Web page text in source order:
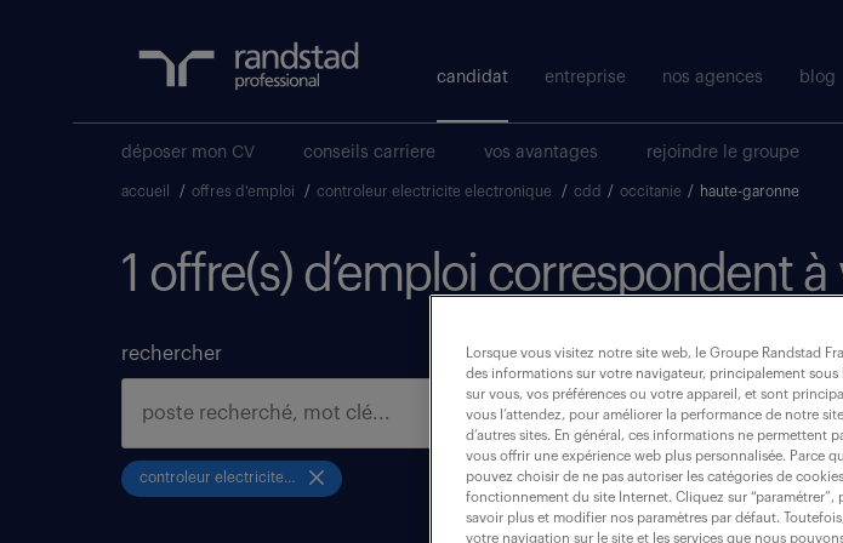
candidat entreprise nos agences blog
déposer mon CV conseils carriere vos avantages rejoindre le groupe
accueil / offres d'emploi / controleur electricite electronique / cdd / occitanie / haute-garonne
1 offre(s) d’emploi correspondent
rechercher
controleur electricite electronique
où ?
haute-garonne (31)
Lorsque vous visitez notre site web, le Groupe Randstad
des informations sur votre navigateur, principalement
sur vous, vos préférences ou votre appareil, et sont
vous l’attendez, pour améliorer la performance de notre
d’autres sites. En général, ces informations ne permettent
vous offrir une expérience web plus personnalisée. Parce
pouvez choisir de ne pas autoriser les catégories de
fonctionnement du site Internet. Cliquez sur “paramétrer”,
savoir plus et modifier nos paramètres par défaut.
votre navigation sur le site et les services que nous